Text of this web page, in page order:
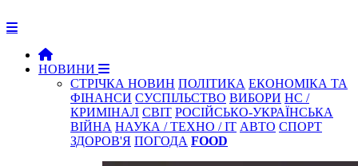
НОВИНИ
СТРІЧКА НОВИН ПОЛІТИКА ЕКОНОМІКА ТА
ФІНАНСИ СУСПІЛЬСТВО ВИБОРИ НС /
КРИМІНАЛ СВІТ РОСІЙСЬКО-УКРАЇНСЬКА
ВІЙНА НАУКА / ТЕХНО / IT АВТО СПОРТ
ЗДОРОВ'Я ПОГОДА FOOD